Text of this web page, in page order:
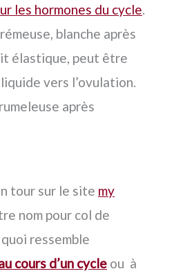
les hormones du cycle.
blanche après
élastique, peut être
vers l’ovulation.
après
tour sur le site my
nom pour col de
ressemble
cours d’un cycle ou à